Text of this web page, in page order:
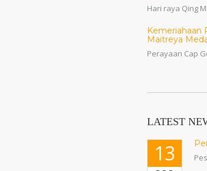
Hari raya Qing
Kemeriahaan
Maitreya
Perayaan Cap
LATEST
13